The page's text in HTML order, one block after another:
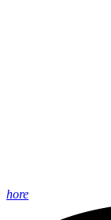
hore